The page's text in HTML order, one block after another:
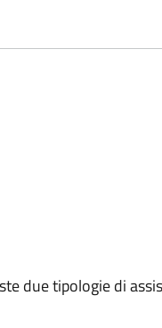
due tipologie di